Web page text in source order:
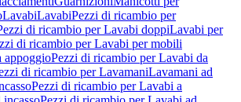
LavabiLavabiPezzi di ricambio per
di ricambio per Lavabi doppiLavabi per
di ricambio per Lavabi per mobili
appoggioPezzi di ricambio per Lavabi da
di ricambio per LavamaniLavamani ad
Pezzi di ricambio per Lavabi a